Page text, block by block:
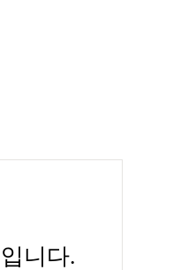
입니다.